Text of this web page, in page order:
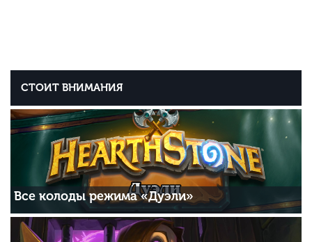
СТОИТ ВНИМАНИЯ
Все колоды режима «Дуэли»